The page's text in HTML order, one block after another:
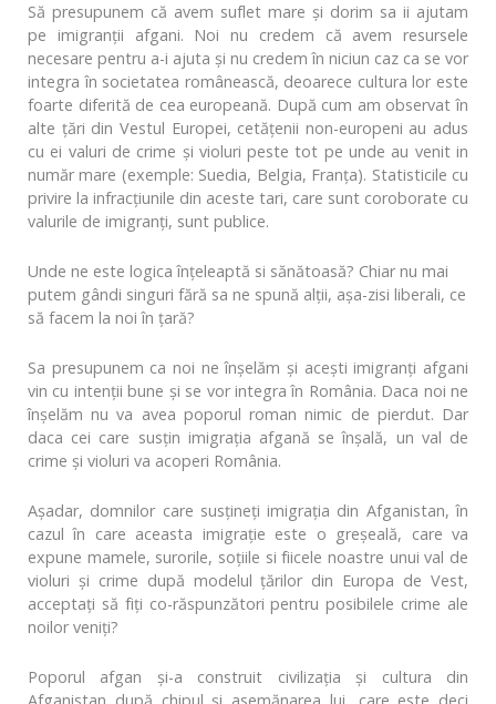
Să presupunem că avem suflet mare și dorim sa ii ajutam
pe imigranții afgani. Noi nu credem că avem resursele
necesare pentru a-i ajuta și nu credem în niciun caz ca se vor
integra în societatea românească, deoarece cultura lor este
foarte diferită de cea europeană. După cum am observat în
alte țări din Vestul Europei, cetățenii non-europeni au adus
cu ei valuri de crime și violuri peste tot pe unde au venit in
număr mare (exemple: Suedia, Belgia, Franța). Statisticile cu
privire la infracțiunile din aceste tari, care sunt coroborate cu
valurile de imigranți, sunt publice.
Unde ne este logica înțeleaptă si sănătoasă? Chiar nu mai
putem gândi singuri fără sa ne spună alții, așa-zisi liberali, ce
să facem la noi în țară?
Sa presupunem ca noi ne înșelăm și acești imigranți afgani
vin cu intenții bune și se vor integra în România. Daca noi ne
înșelăm nu va avea poporul roman nimic de pierdut. Dar
daca cei care susțin imigrația afgană se înșală, un val de
crime și violuri va acoperi România.
Așadar, domnilor care susțineți imigrația din Afganistan, în
cazul în care aceasta imigrație este o greșeală, care va
expune mamele, surorile, soțiile si fiicele noastre unui val de
violuri și crime după modelul țărilor din Europa de Vest,
acceptați să fiți co-răspunzători pentru posibilele crime ale
noilor veniți?
Poporul afgan și-a construit civilizația și cultura din